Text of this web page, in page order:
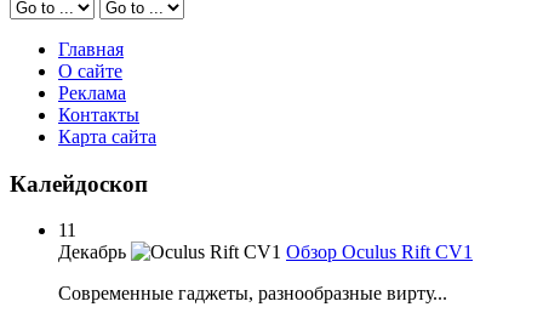
Главная
О сайте
Реклама
Контакты
Карта сайта
Калейдоскоп
11
Декабрь
Обзор Oculus Rift CV1
Современные гаджеты, разнообразные вирту...